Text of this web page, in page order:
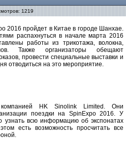
1219
2016 пройдет в Китае в городе Шанхае.
распахнуться в начале марта 2016
работы из трикотажа, волокна,
Также организаторы обещают
провести специальные выставки и
отводиться на это мероприятие.
HK Sinolink Limited. Они
поездки на SpinExpo 2016. У
всю информацию об экспонатах
есть возможность просчитать все